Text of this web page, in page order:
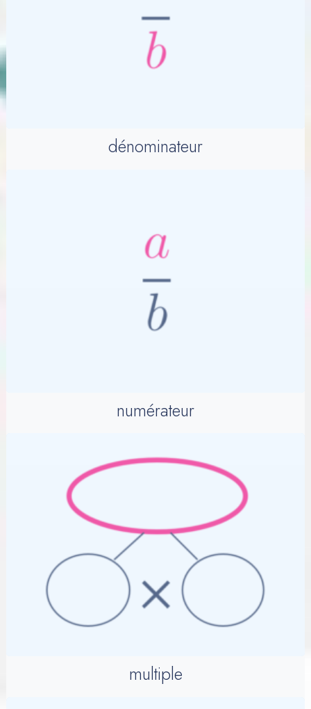
dénominateur
numérateur
multiple